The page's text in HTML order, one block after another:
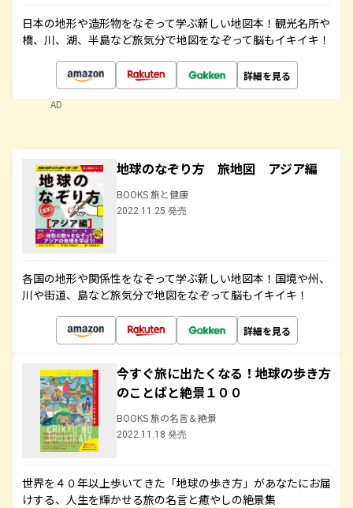
日本の地形や造形物をなぞって学ぶ新しい地図本！観光名所や
橋、川、湖、半島など旅気分で地図をなぞって脳もイキイキ！
詳細を見る
AD
地球のなぞり方 旅地図 アジア編
BOOKS 旅と健康
2022.11.25 発売
各国の地形や関係性をなぞって学ぶ新しい地図本！国境や州、
川や街道、島など旅気分で地図をなぞって脳もイキイキ！
詳細を見る
今すぐ旅に出たくなる！地球の歩き方
のことばと絶景１００
BOOKS 旅の名言＆絶景
2022.11.18 発売
世界を４０年以上歩いてきた「地球の歩き方」があなたにお届
けする、人生を輝かせる旅の名言と癒やしの絶景集